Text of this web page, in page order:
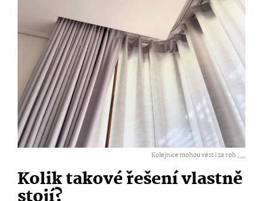
Kolejnice mohou vést i za roh ,...
Kolik takové řešení vlastně